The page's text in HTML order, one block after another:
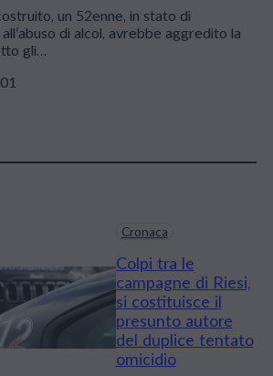
un 52enne, in stato di
di alcol, avrebbe aggredito la
gli…
Cronaca
Colpi tra le
campagne di Riesi,
si costituisce il
presunto autore
del duplice tentato
omicidio